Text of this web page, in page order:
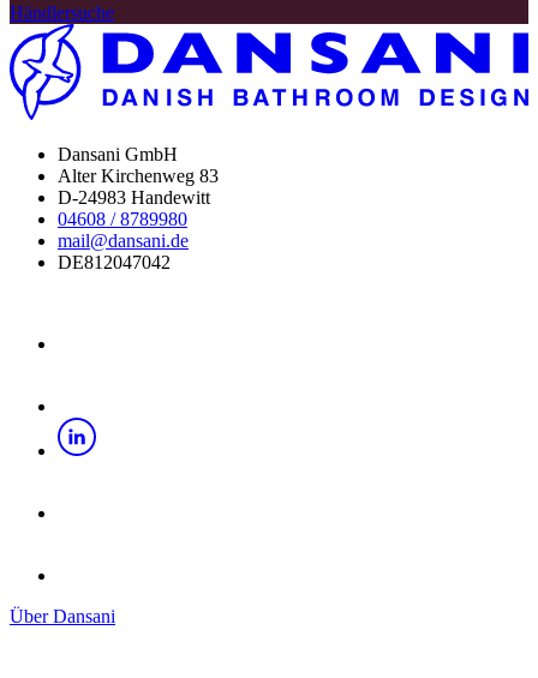
Händlersuche
Dansani GmbH
Alter Kirchenweg 83
D-24983 Handewitt
04608 / 8789980
mail@dansani.de
DE812047042
Über Dansani